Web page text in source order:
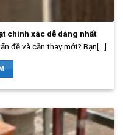
chính xác dễ dàng nhất
đề và cần thay mới? Bạn[...]